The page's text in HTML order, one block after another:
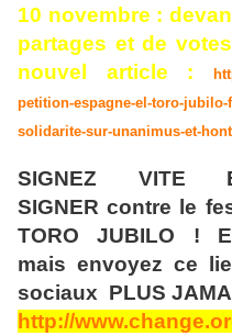
10 novembre :
partages et de
nouvel article :
petition-espagne-el-toro-jubilo-
solidarite-sur-unanimus-et-
SIGNEZ VITE
SIGNER contre le
TORO JUBILO !
mais envoyez ce
sociaux PLUS
http://